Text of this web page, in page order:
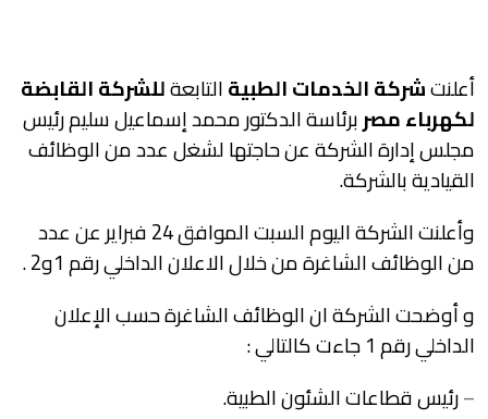
أعلنتشركة الخدمات الطبيةالتابعةللشركة القابضة
لكهرباء مصربرئاسة الدكتور محمد إسماعيل سليم رئيس
مجلس إدارة الشركة عن حاجتها لشغل عدد من الوظائف
القيادية بالشركة.
وأعلنت الشركة اليوم السبت الموافق 24 فبراير عن عدد
من الوظائف الشاغرة من خلال الاعلان الداخلي رقم 1و2 .
و أوضحت الشركة ان الوظائف الشاغرة حسب الإعلان
الداخلي رقم 1 جاءت كالتالي :
–رئيس قطاعات الشئون الطبية.